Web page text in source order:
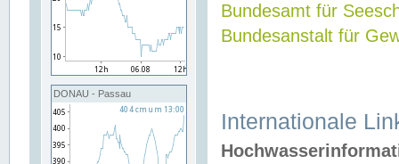
DONAU - Passau
Bundesamt für
Bundesanstalt für
Internationale